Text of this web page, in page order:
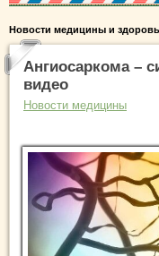
Новости медицины и
Ангиосаркома –
видео
Новости медицины